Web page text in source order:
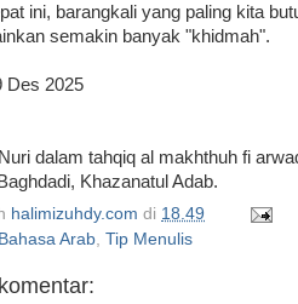
ini, barangkali yang paling kita
semakin banyak "khidmah".
Des 2025
dalam tahqiq al makhthuh fi
Khazanatul Adab.
halimizuhdy.com di 18.49
Bahasa Arab, Tip Menulis